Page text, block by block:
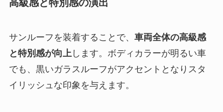
高級感と特別感の演出
サンルーフを装着することで、 車両全体の高級感
と特別感が向上 します。ボディカラーが明るい車
でも、黒いガラスルーフがアクセントとなりスタ
イリッシュな印象を与えます。